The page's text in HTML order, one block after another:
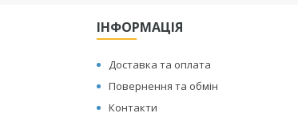
ІНФОРМАЦІЯ
Доставка та оплата
Повернення та обмін
Контакти